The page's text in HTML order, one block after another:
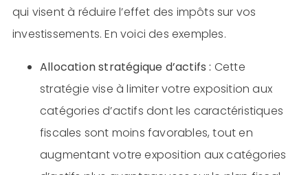
qui visent à réduire l’effet des impôts sur vos
investissements. En voici des exemples.
Allocation stratégique d’actifs : Cette
stratégie vise à limiter votre exposition aux
catégories d’actifs dont les caractéristiques
fiscales sont moins favorables, tout en
augmentant votre exposition aux catégories